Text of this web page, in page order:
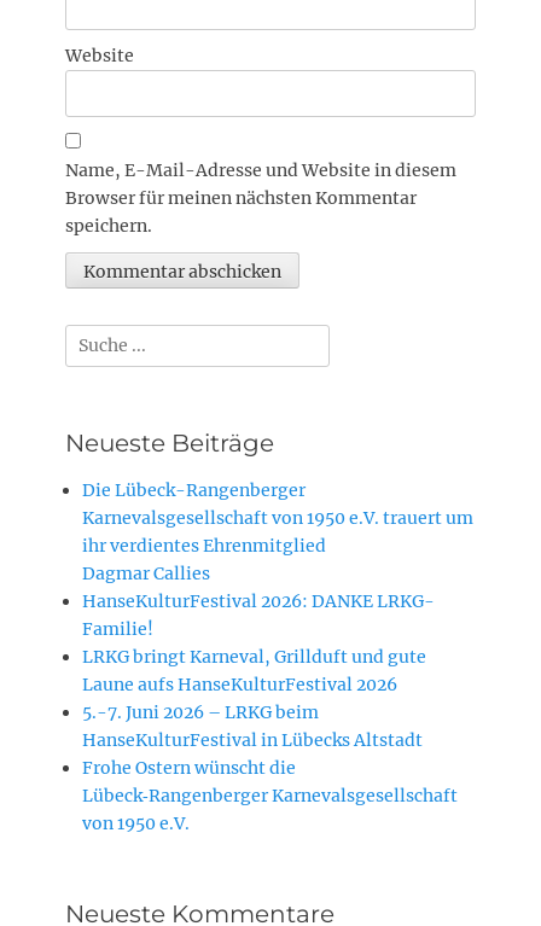
Website
Name, E-Mail-Adresse und Website in diesem
Browser für meinen nächsten Kommentar
speichern.
Suchen
nach:
Neueste Beiträge
Die Lübeck-Rangenberger
Karnevalsgesellschaft von 1950 e.V. trauert um
ihr verdientes Ehrenmitglied
Dagmar Callies
HanseKulturFestival 2026: DANKE LRKG-
Familie!
LRKG bringt Karneval, Grillduft und gute
Laune aufs HanseKulturFestival 2026
5.-7. Juni 2026 – LRKG beim
HanseKulturFestival in Lübecks Altstadt
Frohe Ostern wünscht die
Lübeck‑Rangenberger Karnevalsgesellschaft
von 1950 e.V.
Neueste Kommentare